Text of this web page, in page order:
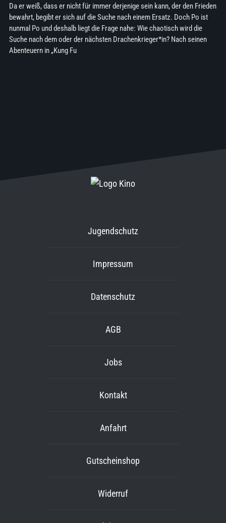
Da er weiß, dass er nicht für immer derjenige sein kann, der den Frieden
bewahrt, begibt er sich auf die Suche nach einem Ersatz. Doch Po ist
nunmal Po und deshalb liegt die Frage nahe: Wie chaotisch wird die
Suche nach dem oder der nächsten Drachenkrieger*in? Nach seinen
Abenteuern in „Kung Fu
Jugendschutz
Impressum
Datenschutz
AGB
Jobs
Kontakt
Anfahrt
Gutscheinshop
Widerruf